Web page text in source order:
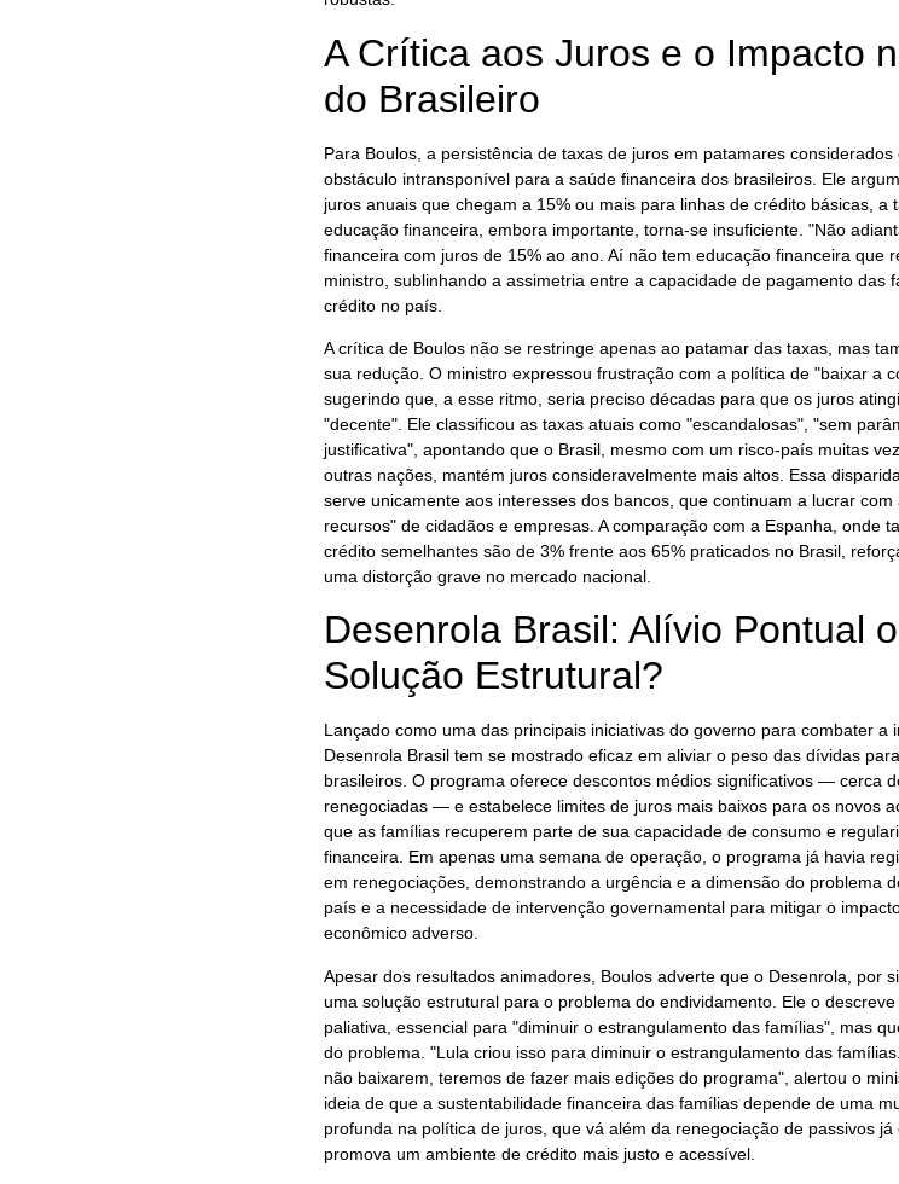
A Crítica aos Juros e o Impacto
do Brasileiro
Para Boulos, a persistência de taxas de juros em patamares considerados
obstáculo intransponível para a saúde financeira dos brasileiros. Ele
juros anuais que chegam a 15% ou mais para linhas de crédito básicas, a
educação financeira, embora importante, torna-se insuficiente. "Não
financeira com juros de 15% ao ano. Aí não tem educação financeira que
ministro, sublinhando a assimetria entre a capacidade de pagamento das
crédito no país.
A crítica de Boulos não se restringe apenas ao patamar das taxas, mas
sua redução. O ministro expressou frustração com a política de "baixar a
sugerindo que, a esse ritmo, seria preciso décadas para que os juros
"decente". Ele classificou as taxas atuais como "escandalosas", "sem
justificativa", apontando que o Brasil, mesmo com um risco-país muitas
outras nações, mantém juros consideravelmente mais altos. Essa
serve unicamente aos interesses dos bancos, que continuam a lucrar
recursos" de cidadãos e empresas. A comparação com a Espanha, onde
crédito semelhantes são de 3% frente aos 65% praticados no Brasil,
uma distorção grave no mercado nacional.
Desenrola Brasil: Alívio Pontual
Solução Estrutural?
Lançado como uma das principais iniciativas do governo para combater a
Desenrola Brasil tem se mostrado eficaz em aliviar o peso das dívidas
brasileiros. O programa oferece descontos médios significativos — cerca
renegociadas — e estabelece limites de juros mais baixos para os novos
que as famílias recuperem parte de sua capacidade de consumo e
financeira. Em apenas uma semana de operação, o programa já havia
em renegociações, demonstrando a urgência e a dimensão do problema
país e a necessidade de intervenção governamental para mitigar o
econômico adverso.
Apesar dos resultados animadores, Boulos adverte que o Desenrola, por
uma solução estrutural para o problema do endividamento. Ele o
paliativa, essencial para "diminuir o estrangulamento das famílias", mas
do problema. "Lula criou isso para diminuir o estrangulamento das
não baixarem, teremos de fazer mais edições do programa", alertou o
ideia de que a sustentabilidade financeira das famílias depende de uma
profunda na política de juros, que vá além da renegociação de passivos já
promova um ambiente de crédito mais justo e acessível.